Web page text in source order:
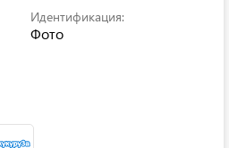
Идентификация:
Фото